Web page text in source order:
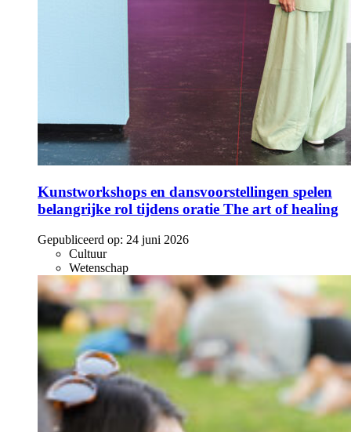
Kunstworkshops en dansvoorstellingen spelen
belangrijke rol tijdens oratie The art of healing
Gepubliceerd op: 24 juni 2026
Cultuur
Wetenschap